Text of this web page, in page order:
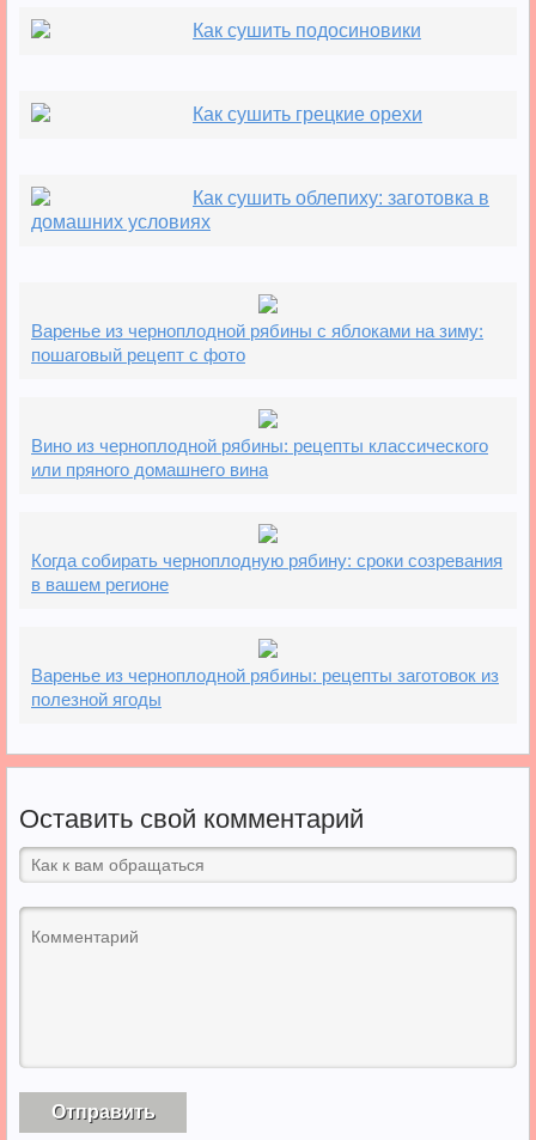
Как сушить подосиновики
Как сушить грецкие орехи
Как сушить облепиху: заготовка в
домашних условиях
Варенье из черноплодной рябины с яблоками на зиму:
пошаговый рецепт с фото
Вино из черноплодной рябины: рецепты классического
или пряного домашнего вина
Когда собирать черноплодную рябину: сроки созревания
в вашем регионе
Варенье из черноплодной рябины: рецепты заготовок из
полезной ягоды
Оставить свой комментарий